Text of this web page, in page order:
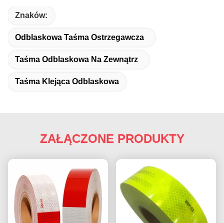
Znaków:
Odblaskowa Taśma Ostrzegawcza
Taśma Odblaskowa Na Zewnątrz
Taśma Klejąca Odblaskowa
ZAŁĄCZONE PRODUKTY